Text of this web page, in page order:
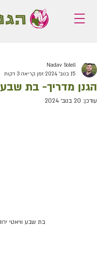
הגנן מדריך- בת
Nadav Solell
15 בנוב׳ 2024
זמן קריאה 3 דקות
עודכן: 20 בנוב׳ 2024
בת שבע וויאטי